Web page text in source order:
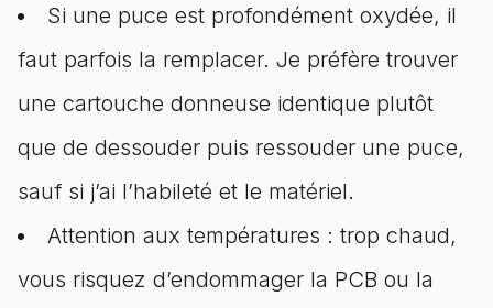
Si une puce est profondément oxydée, il
faut parfois la remplacer. Je préfère trouver
une cartouche donneuse identique plutôt
que de dessouder puis ressouder une puce,
sauf si j’ai l’habileté et le matériel.
Attention aux températures : trop chaud,
vous risquez d’endommager la PCB ou la